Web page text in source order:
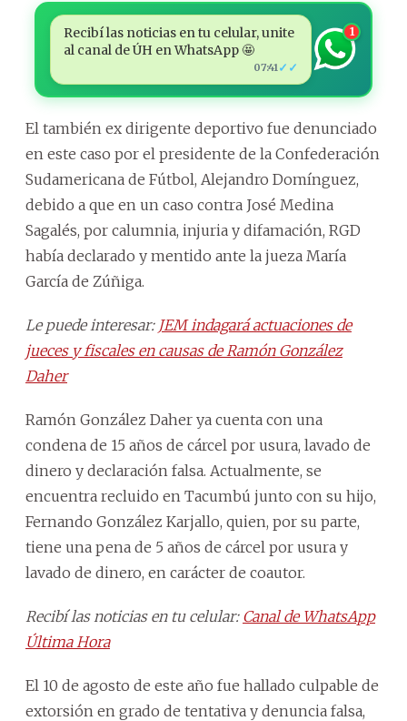
Recibí las noticias en tu celular, unite
al canal de ÚH en WhatsApp 🤩
07:41 ✓✓
1
El también ex dirigente deportivo fue denunciado
en este caso por el presidente de la Confederación
Sudamericana de Fútbol, Alejandro Domínguez,
debido a que en un caso contra José Medina
Sagalés, por calumnia, injuria y difamación, RGD
había declarado y mentido ante la jueza María
García de Zúñiga.
Le puede interesar: JEM indagará actuaciones de
jueces y fiscales en causas de Ramón González
Daher
Ramón González Daher ya cuenta con una
condena de 15 años de cárcel por usura, lavado de
dinero y declaración falsa. Actualmente, se
encuentra recluido en Tacumbú junto con su hijo,
Fernando González Karjallo, quien, por su parte,
tiene una pena de 5 años de cárcel por usura y
lavado de dinero, en carácter de coautor.
Recibí las noticias en tu celular: Canal de WhatsApp
Última Hora
El 10 de agosto de este año fue hallado culpable de
extorsión en grado de tentativa y denuncia falsa,